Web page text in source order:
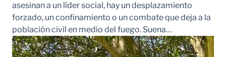
asesinan a un líder social, hay un desplazamiento
forzado, un confinamiento o un combate que deja a la
población civil en medio del fuego. Suena…